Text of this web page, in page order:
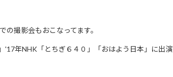
撮影会もおこなってます。
年NHK「とちぎ６４０」「おはよう日本」に出演